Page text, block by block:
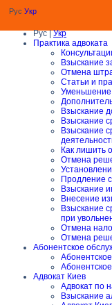
Рус Укр
Рус |Укр
Практика адвоката
Взыскание
Отмена
Статьи и
Уменьшение
Взыскание
Взыскание
Взыскание
Как лишить
Отмена
Продление
Взыскание
Внесение
Взыскание
при
Отмена
Отмена
Абонентское
Адвокат Киев
Адвокат по
Взыскание